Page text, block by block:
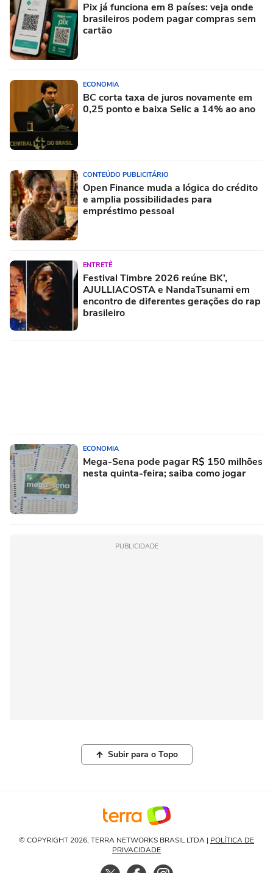
Pix já funciona em 8 países: veja onde
brasileiros podem pagar compras sem
cartão
ECONOMIA
BC corta taxa de juros novamente em
0,25 ponto e baixa Selic a 14% ao ano
CONTEÚDO PUBLICITÁRIO
Open Finance muda a lógica do crédito
e amplia possibilidades para
empréstimo pessoal
ENTRETÊ
Festival Timbre 2026 reúne BK’,
AJULLIACOSTA e NandaTsunami em
encontro de diferentes gerações do rap
brasileiro
ECONOMIA
Mega-Sena pode pagar R$ 150 milhões
nesta quinta-feira; saiba como jogar
PUBLICIDADE
Subir para o Topo
© COPYRIGHT 2026, TERRA NETWORKS BRASIL LTDA | POLÍTICA DE
PRIVACIDADE